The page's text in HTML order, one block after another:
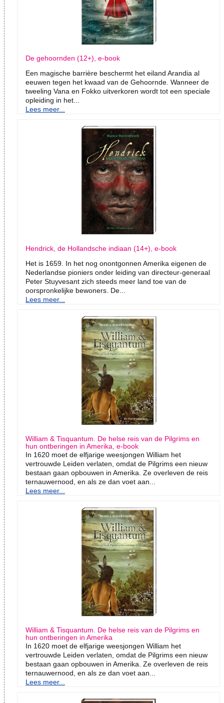
De gehoornden (12+), e-book
Een magische barrière beschermt het eiland Arandia al
eeuwen tegen het kwaad van de Gehoornde. Wanneer de
tweeling Vana en Fokko uitverkoren wordt tot een speciale
opleiding in het...
Lees meer...
Hendrick, de Hollandsche indiaan (14+), e-book
Het is 1659. In het nog onontgonnen Amerika eigenen de
Nederlandse pioniers onder leiding van directeur-generaal
Peter Stuyvesant zich steeds meer land toe van de
oorspronkelijke bewoners. De...
Lees meer...
William & Tisquantum. De helse reis van de Pilgrims en
hun ontberingen in Amerika, e-book
In 1620 moet de elfjarige weesjongen William het
vertrouwde Leiden verlaten, omdat de Pilgrims een nieuw
bestaan gaan opbouwen in Amerika. Ze overleven de reis
ternauwernood, en als ze dan voet aan...
Lees meer...
William & Tisquantum. De helse reis van de Pilgrims en
hun ontberingen in Amerika
In 1620 moet de elfjarige weesjongen William het
vertrouwde Leiden verlaten, omdat de Pilgrims een nieuw
bestaan gaan opbouwen in Amerika. Ze overleven de reis
ternauwernood, en als ze dan voet aan...
Lees meer...